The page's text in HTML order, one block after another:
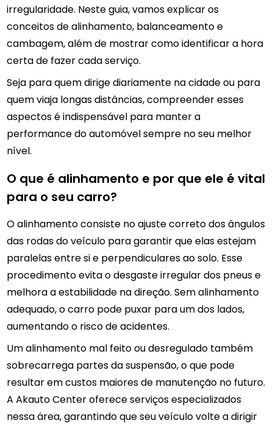
irregularidade. Neste guia, vamos explicar os
conceitos de alinhamento, balanceamento e
cambagem, além de mostrar como identificar a hora
certa de fazer cada serviço.
Seja para quem dirige diariamente na cidade ou para
quem viaja longas distâncias, compreender esses
aspectos é indispensável para manter a
performance do automóvel sempre no seu melhor
nível.
O que é alinhamento e por que ele é vital
para o seu carro?
O alinhamento consiste no ajuste correto dos ângulos
das rodas do veículo para garantir que elas estejam
paralelas entre si e perpendiculares ao solo. Esse
procedimento evita o desgaste irregular dos pneus e
melhora a estabilidade na direção. Sem alinhamento
adequado, o carro pode puxar para um dos lados,
aumentando o risco de acidentes.
Um alinhamento mal feito ou desregulado também
sobrecarrega partes da suspensão, o que pode
resultar em custos maiores de manutenção no futuro.
A Akauto Center oferece serviços especializados
nessa área, garantindo que seu veículo volte a dirigir